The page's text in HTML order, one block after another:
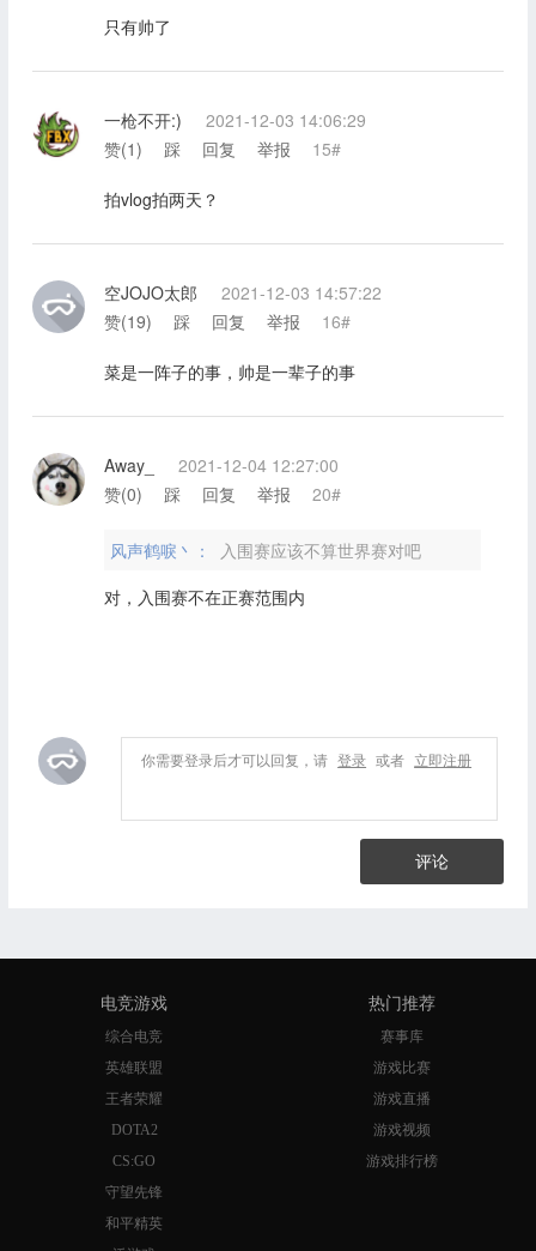
只有帅了
一枪不开:)
2021-12-03 14:06:29
赞(1) 踩 回复 举报 15#
拍vlog拍两天？
空JOJO太郎
2021-12-03 14:57:22
赞(19) 踩 回复 举报 16#
菜是一阵子的事，帅是一辈子的事
Away_
2021-12-04 12:27:00
赞(0) 踩 回复 举报 20#
风声鹤唳丶：
入围赛应该不算世界赛对吧
对，入围赛不在正赛范围内
你需要登录后才可以回复，请 登录 或者 立即注册
评论
电竞游戏
综合电竞
英雄联盟
王者荣耀
DOTA2
CS:GO
守望先锋
和平精英
热门推荐
赛事库
游戏比赛
游戏直播
游戏视频
游戏排行榜